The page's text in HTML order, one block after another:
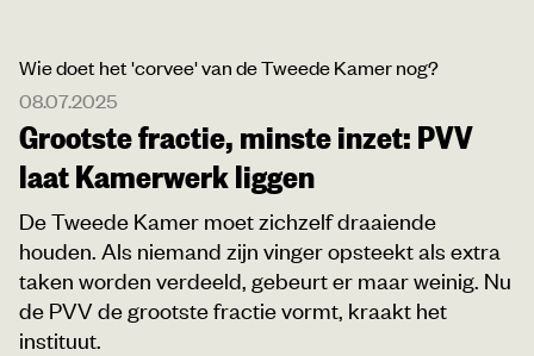
Wie doet het 'corvee' van de Tweede Kamer nog?
08.07.2025
Grootste fractie, minste inzet: PVV
laat Kamerwerk liggen
De Tweede Kamer moet zichzelf draaiende
houden. Als niemand zijn vinger opsteekt als extra
taken worden verdeeld, gebeurt er maar weinig. Nu
de PVV de grootste fractie vormt, kraakt het
instituut.